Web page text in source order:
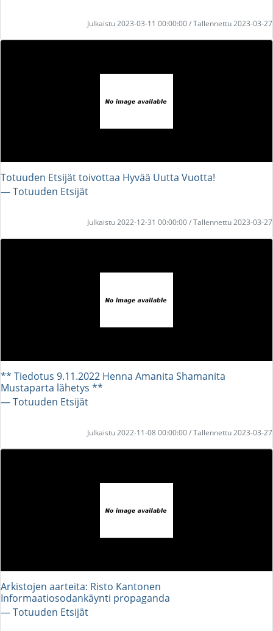
Julkaistu 2023-03-11 00:00:00 / Tallennettu 2023-03-27
Totuuden Etsijät toivottaa Hyvää Uutta Vuotta!
― Totuuden Etsijät
Julkaistu 2022-12-31 00:00:00 / Tallennettu 2023-03-27
** Tiedotus 9.11.2022 Henna Amanita Shamanita
Mustaparta lähetys **
― Totuuden Etsijät
Julkaistu 2022-11-08 00:00:00 / Tallennettu 2023-03-27
Arkistojen aarteita: Risto Kantonen
Informaatiosodankäynti propaganda
― Totuuden Etsijät